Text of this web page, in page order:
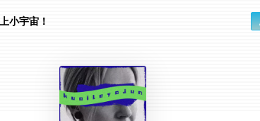
上小宇宙！